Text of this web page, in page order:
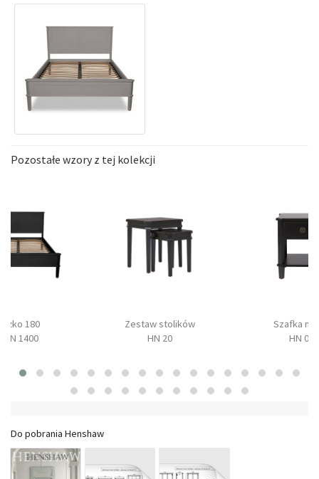
Pozostałe wzory z tej kolekcji
180
1400
Zestaw stolików
HN 20
Szafka
HN 04
Do pobrania Henshaw